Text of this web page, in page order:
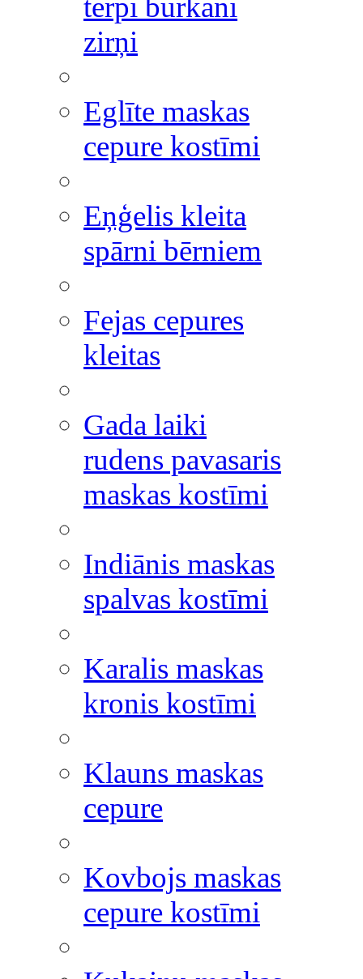
tērpi burkāni
zirņi
Eglīte maskas
cepure kostīmi
Eņģelis kleita
spārni bērniem
Fejas cepures
kleitas
Gada laiki
rudens pavasaris
maskas kostīmi
Indiānis maskas
spalvas kostīmi
Karalis maskas
kronis kostīmi
Klauns maskas
cepure
Kovbojs maskas
cepure kostīmi